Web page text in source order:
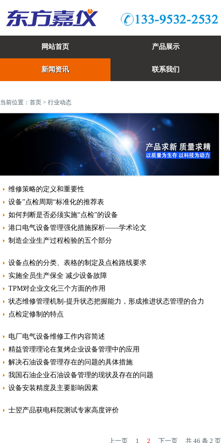
网站首页 产品展示
新闻资讯 联系我们
当前位置： 首页 > 行业动态
维修策略的定义和重要性
设备”点检周期“标准化的推荐表
如何判断是否必须实施“点检”的设备
港口电气设备管理强化措施探析——学术论文
制造企业生产过程检验的五个部分
设备点检的分类、表格的制定及点检路线要求
实施全员生产保全 减少设备故障
TPM对企业文化三个方面的作用
状态维修管理机制-提升状态把握能力，形成推进状态管理的合力
点检定修制的特点
电厂电气设备维修工作内容简述
精益管理理论在复烤企业设备管理中的应用
解决石油设备管理存在的问题的具体措施
我国石油企业石油设备管理的现状及存在的问题
设备安装精度及主要影响因素
士翌产品获电科院测试专家高度评价
上一页 1 2 下一页 共 46 条 2 页